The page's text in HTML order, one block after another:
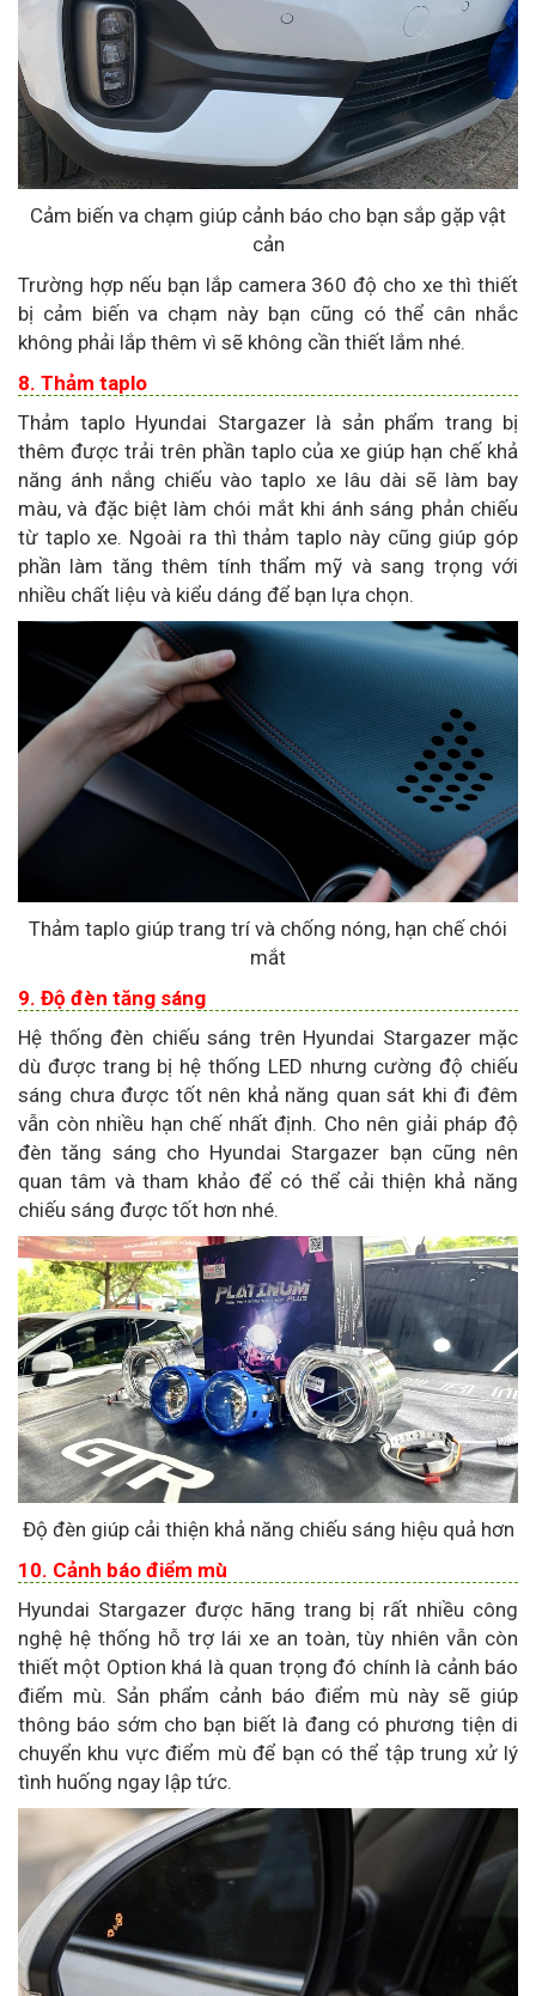
Cảm biến va chạm giúp cảnh báo cho bạn sắp gặp vật
cản
Trường hợp nếu bạn lắp camera 360 độ cho xe thì thiết
bị cảm biến va chạm này bạn cũng có thể cân nhắc
không phải lắp thêm vì sẽ không cần thiết lắm nhé.
8. Thảm taplo
Thảm taplo Hyundai Stargazer là sản phẩm trang bị
thêm được trải trên phần taplo của xe giúp hạn chế khả
năng ánh nắng chiếu vào taplo xe lâu dài sẽ làm bay
màu, và đặc biệt làm chói mắt khi ánh sáng phản chiếu
từ taplo xe. Ngoài ra thì thảm taplo này cũng giúp góp
phần làm tăng thêm tính thẩm mỹ và sang trọng với
nhiều chất liệu và kiểu dáng để bạn lựa chọn.
Thảm taplo giúp trang trí và chống nóng, hạn chế chói
mắt
9. Độ đèn tăng sáng
Hệ thống đèn chiếu sáng trên Hyundai Stargazer mặc
dù được trang bị hệ thống LED nhưng cường độ chiếu
sáng chưa được tốt nên khả năng quan sát khi đi đêm
vẫn còn nhiều hạn chế nhất định. Cho nên giải pháp độ
đèn tăng sáng cho Hyundai Stargazer bạn cũng nên
quan tâm và tham khảo để có thể cải thiện khả năng
chiếu sáng được tốt hơn nhé.
Độ đèn giúp cải thiện khả năng chiếu sáng hiệu quả hơn
10. Cảnh báo điểm mù
Hyundai Stargazer được hãng trang bị rất nhiều công
nghệ hệ thống hỗ trợ lái xe an toàn, tùy nhiên vẫn còn
thiết một Option khá là quan trọng đó chính là cảnh báo
điểm mù. Sản phẩm cảnh báo điểm mù này sẽ giúp
thông báo sớm cho bạn biết là đang có phương tiện di
chuyển khu vực điểm mù để bạn có thể tập trung xử lý
tình huống ngay lập tức.